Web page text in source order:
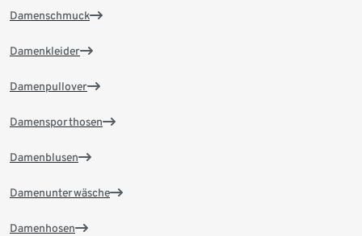
Damenschmuck
Damenkleider
Damenpullover
Damensporthosen
Damenblusen
Damenunterwäsche
Damenhosen